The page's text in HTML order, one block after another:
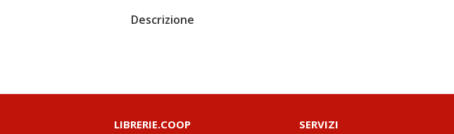
Descrizione
LIBRERIE.COOP SERVIZI